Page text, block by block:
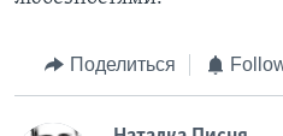
Поделиться